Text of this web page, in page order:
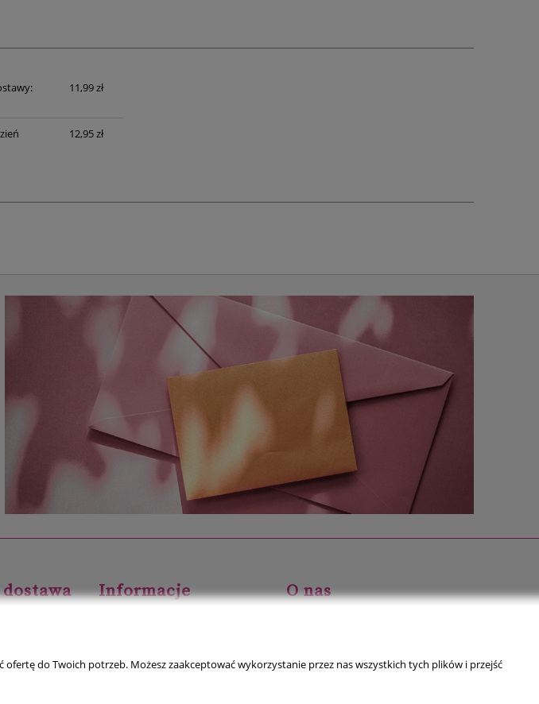
ewentualnych
11,99 zł
12,95 zł
Informacje
Jak kupować?
O nas
do Twoich potrzeb. Możesz zaakceptować wykorzystanie przez nas wszystkich tych plików i przejść